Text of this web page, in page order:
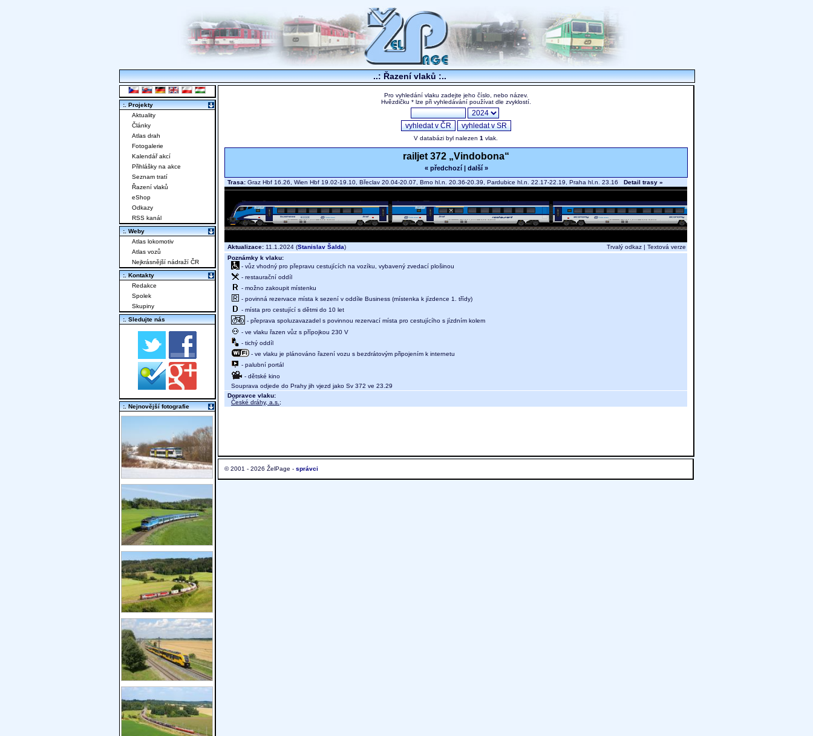
..: Řazení vlaků :..
Pro vyhledání vlaku zadejte jeho číslo, nebo název.
Hvězdičku * lze při vyhledávání používat dle zvyklostí.
V databázi byl nalezen 1 vlak.
railjet 372 „Vindobona“
« předchozí| další »
Trasa: Graz Hbf 16.26, Wien Hbf 19.02-19.10, Břeclav 20.04-20.07, Brno hl.n. 20.36-20.39, Pardubice hl.n. 22.17-22.19, Praha hl.n. 23.16 Detail trasy »
Aktualizace: 11.1.2024 (Stanislav Šalda) Trvalý odkaz | Textová verze
Poznámky k vlaku:
- vůz vhodný pro přepravu cestujících na vozíku, vybavený zvedací plošinou
- restaurační oddíl
- možno zakoupit místenku
- povinná rezervace místa k sezení v oddíle Business (místenka k jízdence 1. třídy)
- místa pro cestující s dětmi do 10 let
- přeprava spoluzavazadel s povinnou rezervací místa pro cestujícího s jízdním kolem
- ve vlaku řazen vůz s přípojkou 230 V
- tichý oddíl
- ve vlaku je plánováno řazení vozu s bezdrátovým připojením k internetu
- palubní portál
- dětské kino
Souprava odjede do Prahy jih vjezd jako Sv 372 ve 23.29
Dopravce vlaku:
České dráhy, a.s. ;
© 2001 - 2026 ŽelPage - správci
:. Projekty
Aktuality
Články
Atlas drah
Fotogalerie
Kalendář akcí
Přihlášky na akce
Seznam tratí
Řazení vlaků
eShop
Odkazy
RSS kanál
:. Weby
Atlas lokomotiv
Atlas vozů
Nejkrásnější nádraží ČR
:. Kontakty
Redakce
Spolek
Skupiny
:. Sledujte nás
:. Nejnovější fotografie